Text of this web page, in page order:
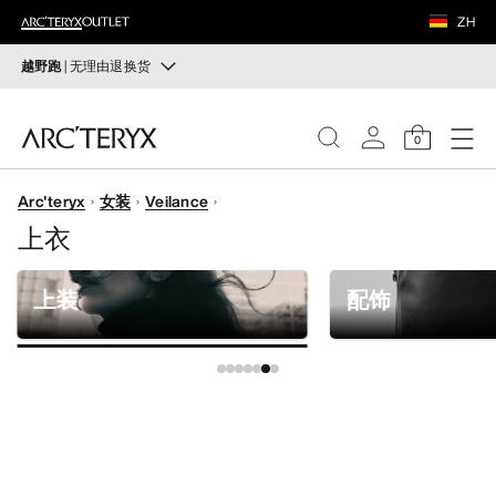
ZH
越野跑| 无理由退换货
打造全套越野跑装备
无理由退换货
改变主意了？ 30天内购买的符合条件的商品可退换货。
开始免费退货。
0
女士
男士
鞋履
装备
VEILANCE
发现
Arc'teryx 女装 Veilance
上衣
上装 配饰